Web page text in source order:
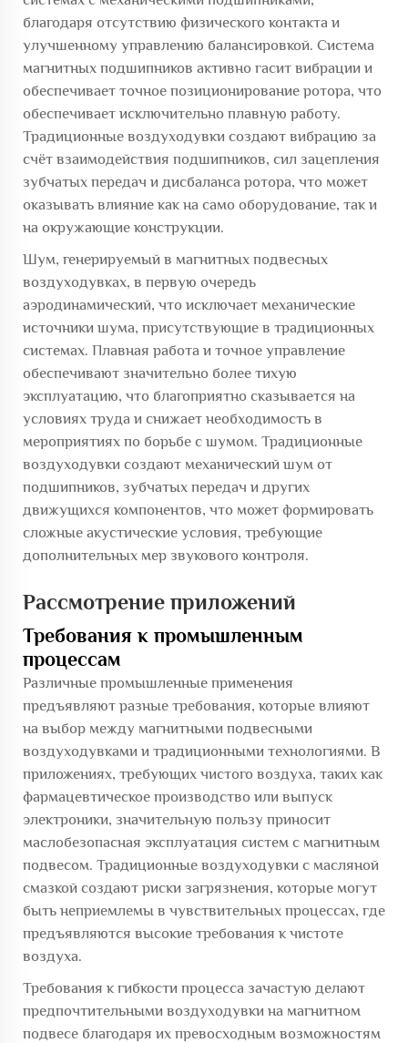
благодаря отсутствию физического контакта и
улучшенному управлению балансировкой. Система
магнитных подшипников активно гасит вибрации и
обеспечивает точное позиционирование ротора, что
обеспечивает исключительно плавную работу.
Традиционные воздуходувки создают вибрацию за
счёт взаимодействия подшипников, сил зацепления
зубчатых передач и дисбаланса ротора, что может
оказывать влияние как на само оборудование, так и
на окружающие конструкции.
Шум, генерируемый в магнитных подвесных
воздуходувках, в первую очередь
аэродинамический, что исключает механические
источники шума, присутствующие в традиционных
системах. Плавная работа и точное управление
обеспечивают значительно более тихую
эксплуатацию, что благоприятно сказывается на
условиях труда и снижает необходимость в
мероприятиях по борьбе с шумом. Традиционные
воздуходувки создают механический шум от
подшипников, зубчатых передач и других
движущихся компонентов, что может формировать
сложные акустические условия, требующие
дополнительных мер звукового контроля.
Рассмотрение приложений
Требования к промышленным
процессам
Различные промышленные применения
предъявляют разные требования, которые влияют
на выбор между магнитными подвесными
воздуходувками и традиционными технологиями. В
приложениях, требующих чистого воздуха, таких как
фармацевтическое производство или выпуск
электроники, значительную пользу приносит
маслобезопасная эксплуатация систем с магнитным
подвесом. Традиционные воздуходувки с масляной
смазкой создают риски загрязнения, которые могут
быть неприемлемы в чувствительных процессах, где
предъявляются высокие требования к чистоте
воздуха.
Требования к гибкости процесса зачастую делают
предпочтительными воздуходувки на магнитном
подвесе благодаря их превосходным возможностям